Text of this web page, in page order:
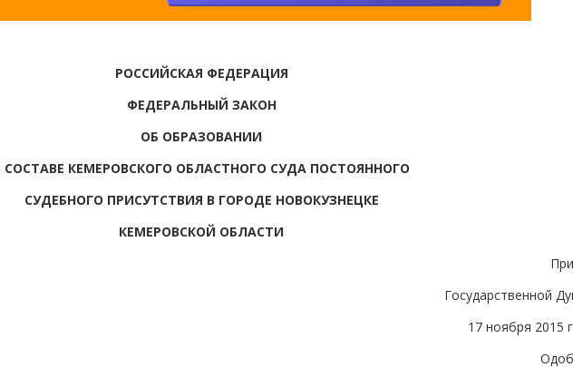
РОССИЙСКАЯ ФЕДЕРАЦИЯ
ФЕДЕРАЛЬНЫЙ ЗАКОН
ОБ ОБРАЗОВАНИИ
СОСТАВЕ КЕМЕРОВСКОГО ОБЛАСТНОГО СУДА ПОСТОЯННОГО
СУДЕБНОГО ПРИСУТСТВИЯ В ГОРОДЕ НОВОКУЗНЕЦКЕ
КЕМЕРОВСКОЙ ОБЛАСТИ
Государственной
17 ноября 2015